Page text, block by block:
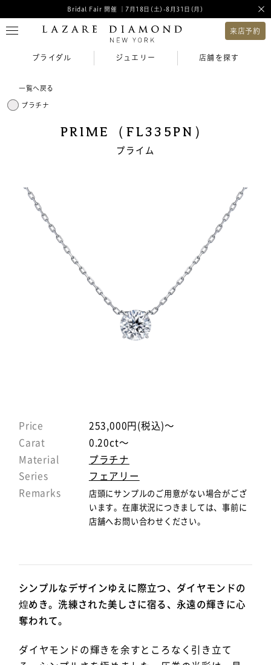
Bridal Fair 開催 ｜7月18日(土)-8月31日(月)
来店予約
ブライダル ジュエリー 店舗を探す
一覧へ戻る
プラチナ
PRIME（FL335PN）
プライム
Price
253,000円(税込)～
Carat
0.20ct～
Material
プラチナ
Series
フェアリー
Remarks
店頭にサンプルのご用意がない場合がござ
います。在庫状況につきましては、事前に
店舗へお問い合わせください。
シンプルなデザインゆえに際立つ、ダイヤモンドの
煌めき。洗練された美しさに宿る、永遠の輝きに心
奪われて。
ダイヤモンドの輝きを余すところなく引き立て